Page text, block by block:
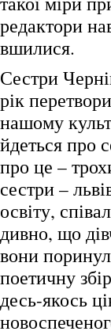
редактори
вшилися.
Сестри
рік
нашому
йдеться про
про це –
сестри –
освіту,
дивно, що
вони
поетичну
десь-якось